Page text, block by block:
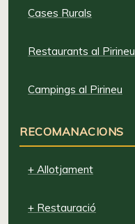
Cases Rurals
Restaurants al Pirineu
Campings al Pirineu
RECOMANACIONS
+ Allotjament
+ Restauració